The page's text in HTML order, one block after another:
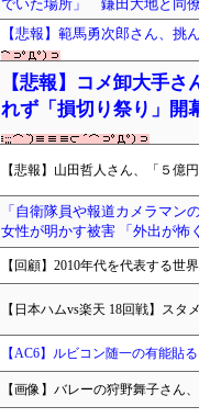
でいた場所」 鎌田大地と同
【悲報】範馬勇次郎さん、挑
【悲報】コメ卸大手
れず「損切り祭り」開
【悲報】山田哲人さん、「５億
「自衛隊員や報道カメラマ
女性が明かす被害 「外出が怖
【回顧】2010年代を代表する世
【日本ハムvs楽天 18回戦】スタ
【AC6】ルビコン随一の有能貼る
【画像】バレーの狩野舞子さん